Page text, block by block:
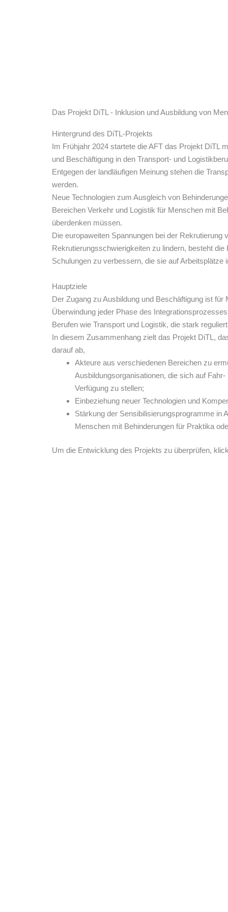
Das Projekt DiTL - Inklusion und Ausbildung von
Hintergrund des DiTL-Projekts
Im Frühjahr 2024 startete die AFT das Projekt DiTL
und Beschäftigung in den Transport- und
Entgegen der landläufigen Meinung stehen die
werden.
Neue Technologien zum Ausgleich von
Bereichen Verkehr und Logistik für Menschen mit
überdenken müssen.
Die europaweiten Spannungen bei der
Rekrutierungsschwierigkeiten zu lindern, besteht
Schulungen zu verbessern, die sie auf Arbeitsplätze
Hauptziele
Der Zugang zu Ausbildung und Beschäftigung ist
Überwindung jeder Phase des
Berufen wie Transport und Logistik, die stark
In diesem Zusammenhang zielt das Projekt DiTL,
darauf ab,
Akteure aus verschiedenen Bereichen zu
Ausbildungsorganisationen, die sich auf
Verfügung zu stellen;
Einbeziehung neuer Technologien und
Stärkung der Sensibilisierungsprogramme in
Menschen mit Behinderungen für Praktika
Um die Entwicklung des Projekts zu überprüfen,